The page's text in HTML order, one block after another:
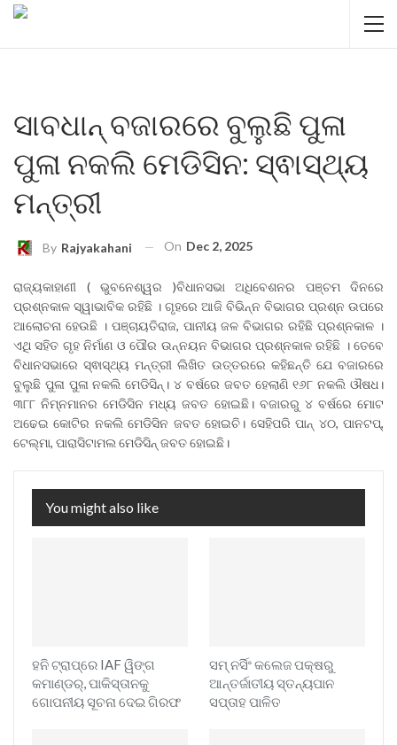
ସାବଧାନ୍ ବଜାରରେ ବୁଲୁଛି ପୁଳା
ପୁଳା ନକଲି ମେଡିସିନ: ସ୍ଵାସ୍ଥ୍ୟ
ମନ୍ତ୍ରୀ
By Rajyakahani On Dec 2, 2025
ରାଜ୍ୟକାହାଣୀ ( ଭୁବନେଶ୍ୱର )ବିଧାନସଭା ଅଧିବେଶନର ପଞ୍ଚମ ଦିନରେ
ପ୍ରଶ୍ନକାଳ ସ୍ୱାଭାବିକ ରହିଛି । ଗୃହରେ ଆଜି ବିଭିନ୍ନ ବିଭାଗର ପ୍ରଶ୍ନ ଉପରେ
ଆଲୋଚନା ହେଉଛି । ପଞ୍ଚାୟତିରାଜ, ପାନୀୟ ଜଳ ବିଭାଗର ରହିଛି ପ୍ରଶ୍ନକାଳ ।
ଏଥି ସହିତ ଗୃହ ନିର୍ମାଣ ଓ ପୌର ଉନ୍ନୟନ ବିଭାଗର ପ୍ରଶ୍ନକାଳ ରହିଛି । ତେବେ
ବିଧାନସଭାରେ ସ୍ଵାସ୍ଥ୍ୟ ମନ୍ତ୍ରୀ ଲିଖିତ ଉତ୍ତରରେ କହିଛନ୍ତି ଯେ ବଜାରରେ
ବୁଲୁଛି ପୁଳା ପୁଳା ନକଲି ମେଡିସିନ୍। ୪ ବର୍ଷରେ ଜବତ ହେଲାଣି ୧୬୮ ନକଲି ଔଷଧ।
୩୮୮ ନିମ୍ନମାନର ମେଡିସିନ ମଧ୍ୟ ଜବତ ହୋଇଛି। ବଜାରରୁ ୪ ବର୍ଷରେ ମୋଟ
ଅଢେଇ କୋଟିର ନକଲି ମେଡିସିନ ଜବତ ହୋଇଚି। ସେହିପରି ପାନ୍ ୪୦, ପାନଟପ୍,
ଟେଲ୍ମା, ପାରାସିଟାମଲ ମେଡିସିନ୍ ଜବତ ହୋଇଛି।
You might also like
ହନି ଟ୍ରାପ୍‌ରେ IAF ୱିଙ୍ଗ
କମାଣ୍ଡର୍, ପାକିସ୍ତାନକୁ
ଗୋପନୀୟ ସୂଚନା ଦେଇ ଗିରଫ
ସମ୍ ନର୍ସିଂ କଲେଜ ପକ୍ଷରୁ
ଆନ୍ତର୍ଜାତୀୟ ସ୍ତନ୍ୟପାନ
ସପ୍ତାହ ପାଳିତ